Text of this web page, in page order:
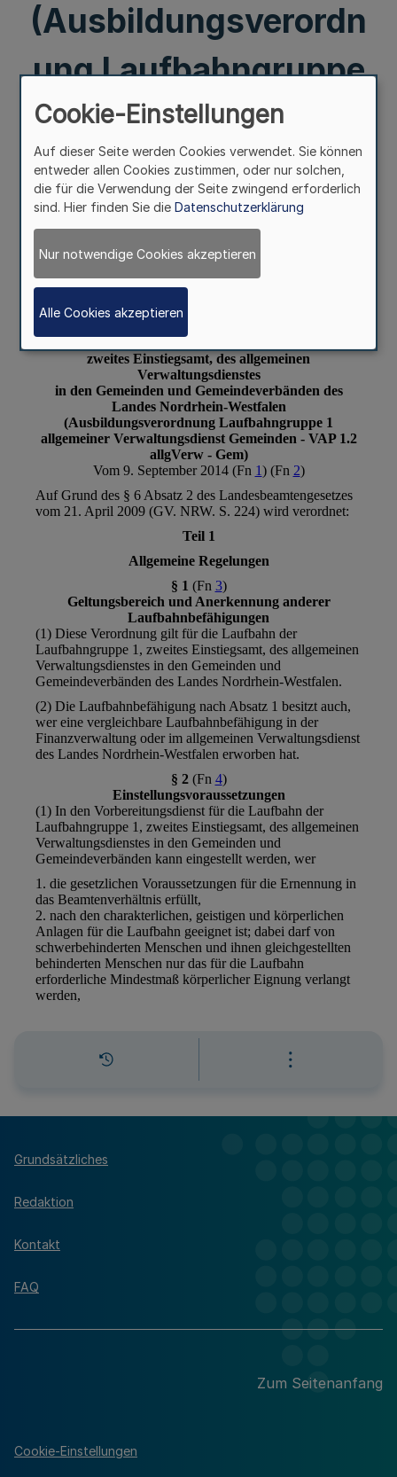
(Ausbildungsverordn
ung Laufbahngruppe
1 allgemeiner
Verwaltungsdienst
Gemeinden - VAP 1.2
allgVerw - Gem)
Grundsätzliches
Redaktion
Kontakt
FAQ
Zum Seitenanfang
Cookie-Einstellungen
Cookie-Einstellungen
Auf dieser Seite werden Cookies verwendet. Sie können
entweder allen Cookies zustimmen, oder nur solchen,
die für die Verwendung der Seite zwingend erforderlich
sind. Hier finden Sie die Datenschutzerklärung
Nur notwendige Cookies akzeptieren
Alle Cookies akzeptieren